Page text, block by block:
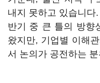
내지 못하고 있습니다
반기 중 큰 틀의 방향
왔지만, 기업별 이해
서 논의가 공전하는